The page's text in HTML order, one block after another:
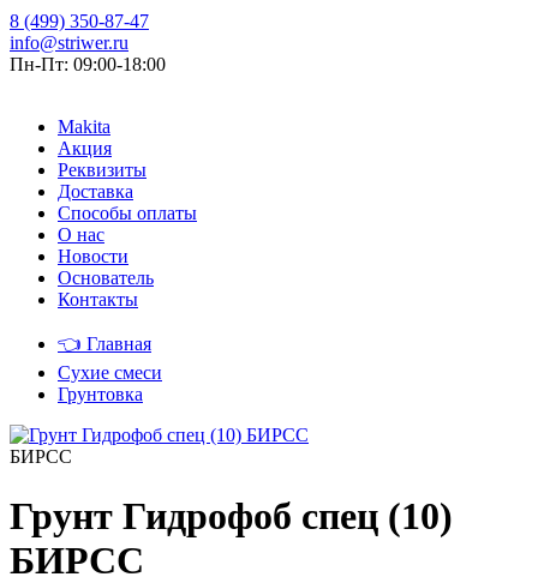
8 (499) 350-87-47
info@striwer.ru
Пн-Пт: 09:00-18:00
Makita
Акция
Реквизиты
Доставка
Способы оплаты
О нас
Новости
Основатель
Контакты
👈 Главная
Сухие смеси
Грунтовка
БИРСС
Грунт Гидрофоб спец (10)
БИРСС